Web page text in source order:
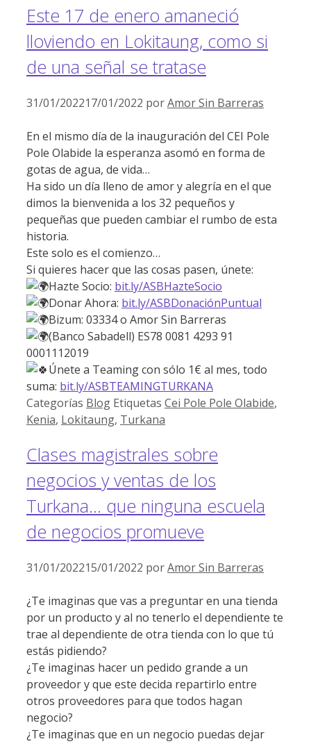
Este 17 de enero amaneció
lloviendo en Lokitaung, como si
de una señal se tratase
31/01/202217/01/2022 porAmor Sin Barreras
En el mismo día de la inauguración del CEI Pole
Pole Olabide la esperanza asomó en forma de
gotas de agua, de vida…
Ha sido un día lleno de amor y alegría en el que
dimos la bienvenida a los 32 pequeños y
pequeñas que pueden cambiar el rumbo de esta
historia.
Este solo es el comienzo…
Si quieres hacer que las cosas pasen, únete:
Hazte Socio: bit.ly/ASBHazteSocio
Donar Ahora: bit.ly/ASBDonaciónPuntual
Bizum: 03334 o Amor Sin Barreras
(Banco Sabadell) ES78 0081 4293 91
0001112019
Únete a Teaming con sólo 1€ al mes, todo
suma: bit.ly/ASBTEAMINGTURKANA
Categorías Blog Etiquetas Cei Pole Pole Olabide,
Kenia, Lokitaung, Turkana
Clases magistrales sobre
negocios y ventas de los
Turkana… que ninguna escuela
de negocios promueve
31/01/202215/01/2022 porAmor Sin Barreras
¿Te imaginas que vas a preguntar en una tienda
por un producto y al no tenerlo el dependiente te
trae al dependiente de otra tienda con lo que tú
estás pidiendo?
¿Te imaginas hacer un pedido grande a un
proveedor y que este decida repartirlo entre
otros proveedores para que todos hagan
negocio?
¿Te imaginas que en un negocio puedas dejar